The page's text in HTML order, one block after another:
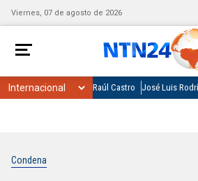
Viernes, 07 de agosto de 2026
Raúl Castro José Luis
Condena